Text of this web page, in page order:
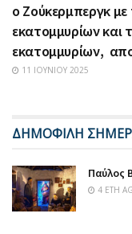
ο Ζούκερμπεργκ
εκατομμυρίων και
εκατομμυρίων,
11 ΙΟΥΝΊΟΥ 2025
ΔΗΜΟΦΙΛΗ
Παύλος
4 ΈΤΗ